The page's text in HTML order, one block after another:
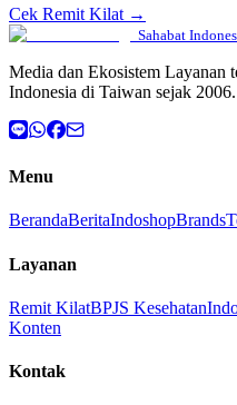
Cek Remit Kilat →
Sahabat
Media dan Ekosistem Layanan
Indonesia di Taiwan sejak 2006.
Menu
BerandaBeritaIndoshopBrands
Layanan
Remit KilatBPJS Kesehatan
Konten
Kontak